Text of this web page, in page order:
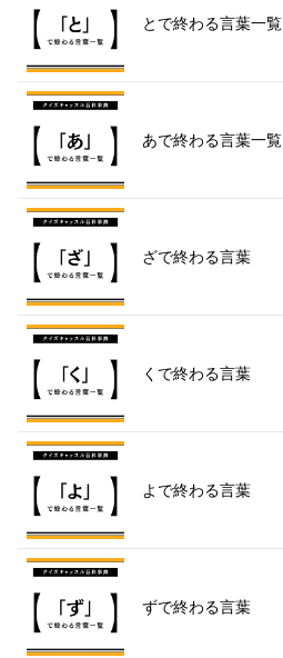
とで終わる言葉一覧
あで終わる言葉一覧
ざで終わる言葉
くで終わる言葉
よで終わる言葉
ずで終わる言葉